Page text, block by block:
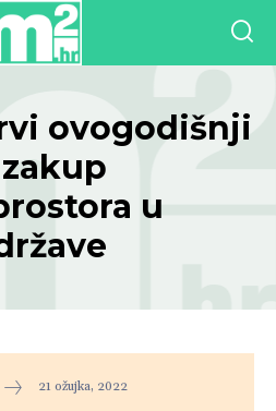
ovogodišnji
u
21 ožujka, 2022